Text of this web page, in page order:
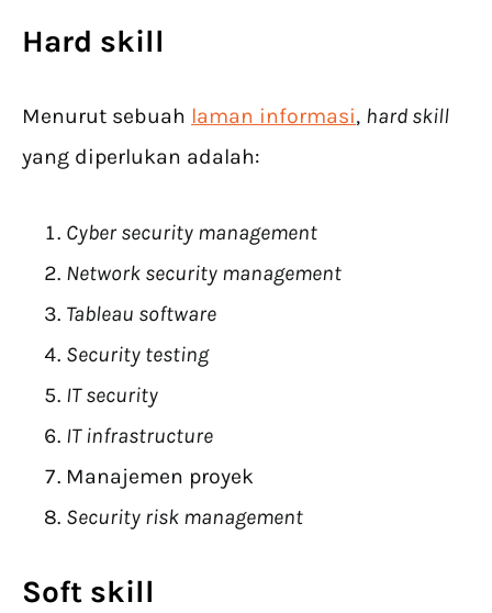
Hard skill
Menurut sebuah laman informasi, hard skill
yang diperlukan adalah:
Cyber security management
Network security management
Tableau software
Security testing
IT security
IT infrastructure
Manajemen proyek
Security risk management
Soft skill